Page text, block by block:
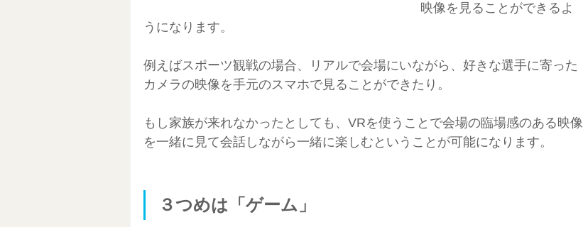
映像を見ることができるよ
うになります。
例えばスポーツ観戦の場合、リアルで会場にいながら、好きな選手に寄った
カメラの映像を手元のスマホで見ることができたり。
もし家族が来れなかったとしても、VRを使うことで会場の臨場感のある映像
を一緒に見て会話しながら一緒に楽しむということが可能になります。
３つめは「ゲーム」